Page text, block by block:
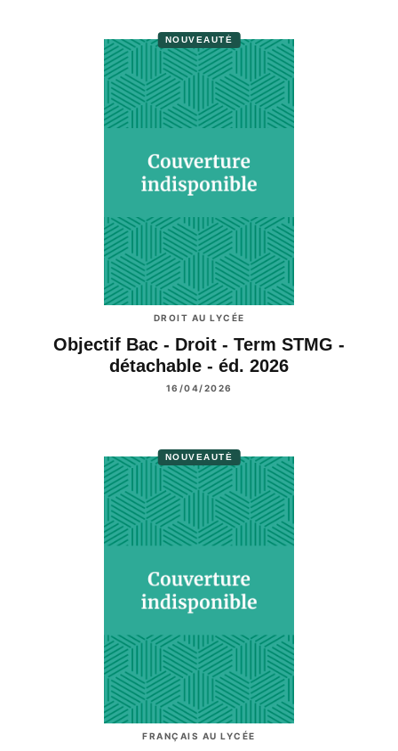
NOUVEAUTÉ
DROIT AU LYCÉE
Objectif Bac - Droit - Term STMG -
détachable - éd. 2026
16/04/2026
NOUVEAUTÉ
FRANÇAIS AU LYCÉE